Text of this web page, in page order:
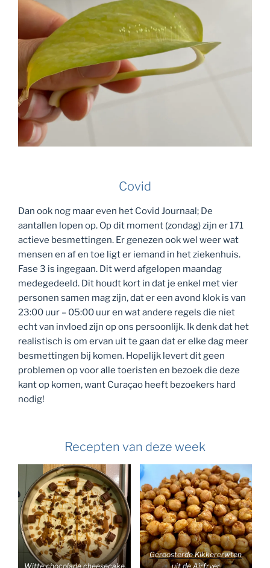
Covid
Dan ook nog maar even het Covid Journaal; De
aantallen lopen op. Op dit moment (zondag) zijn er 171
actieve besmettingen. Er genezen ook wel weer wat
mensen en af en toe ligt er iemand in het ziekenhuis.
Fase 3 is ingegaan. Dit werd afgelopen maandag
medegedeeld. Dit houdt kort in dat je enkel met vier
personen samen mag zijn, dat er een avond klok is van
23:00 uur – 05:00 uur en wat andere regels die niet
echt van invloed zijn op ons persoonlijk. Ik denk dat het
realistisch is om ervan uit te gaan dat er elke dag meer
besmettingen bij komen. Hopelijk levert dit geen
problemen op voor alle toeristen en bezoek die deze
kant op komen, want Curaçao heeft bezoekers hard
nodig!
Recepten van deze week
Witte chocolade cheesecake
Geroosterde Kikkererwten
uit de Airfryer